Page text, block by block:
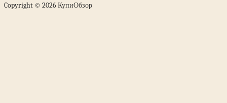
Copyright © 2026 КупиОбзор